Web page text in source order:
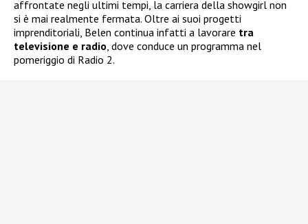
affrontate negli ultimi tempi, la carriera della showgirl non
si è mai realmente fermata. Oltre ai suoi progetti
imprenditoriali, Belen continua infatti a lavorare tra
televisione e radio , dove conduce un programma nel
pomeriggio di Radio 2.